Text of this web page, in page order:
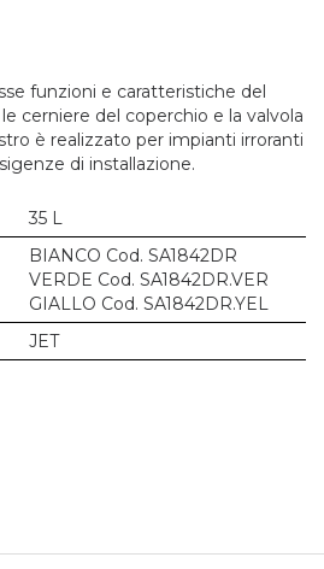
funzioni e caratteristiche del
cerniere del coperchio e la valvola
è realizzato per impianti irroranti
di installazione.
35 L
BIANCO Cod. SA1842DR
VERDE Cod. SA1842DR.VER
GIALLO Cod. SA1842DR.YEL
JET